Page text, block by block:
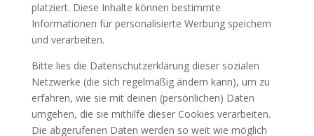
platziert. Diese Inhalte können bestimmte
Informationen für personalisierte Werbung speichern
und verarbeiten.
Bitte lies die Datenschutzerklärung dieser sozialen
Netzwerke (die sich regelmäßig ändern kann), um zu
erfahren, wie sie mit deinen (persönlichen) Daten
umgehen, die sie mithilfe dieser Cookies verarbeiten.
Die abgerufenen Daten werden so weit wie möglich